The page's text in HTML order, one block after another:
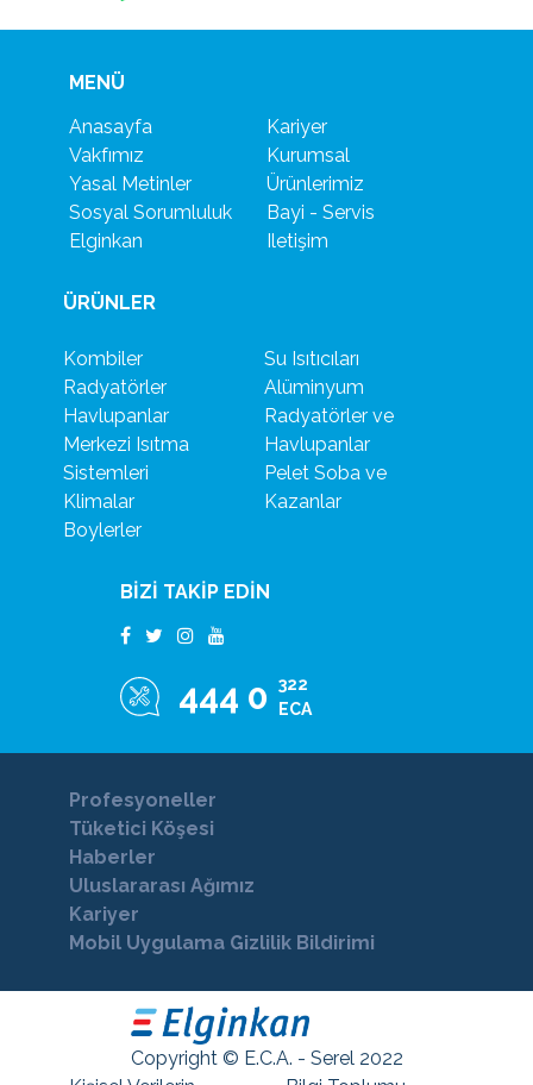
MENÜ
Anasayfa
Vakfımız
Yasal Metinler
Sosyal Sorumluluk
Elginkan
Kariyer
Kurumsal
Ürünlerimiz
Bayi - Servis
Iletişim
ÜRÜNLER
Kombiler
Radyatörler
Havlupanlar
Merkezi Isıtma
Sistemleri
Klimalar
Boylerler
Su Isıtıcıları
Alüminyum
Radyatörler ve
Havlupanlar
Pelet Soba ve
Kazanlar
BİZİ TAKİP EDİN
444 0
322
ECA
Profesyoneller
Tüketici Köşesi
Haberler
Uluslararası Ağımız
Kariyer
Mobil Uygulama Gizlilik Bildirimi
Copyright © E.C.A. - Serel 2022